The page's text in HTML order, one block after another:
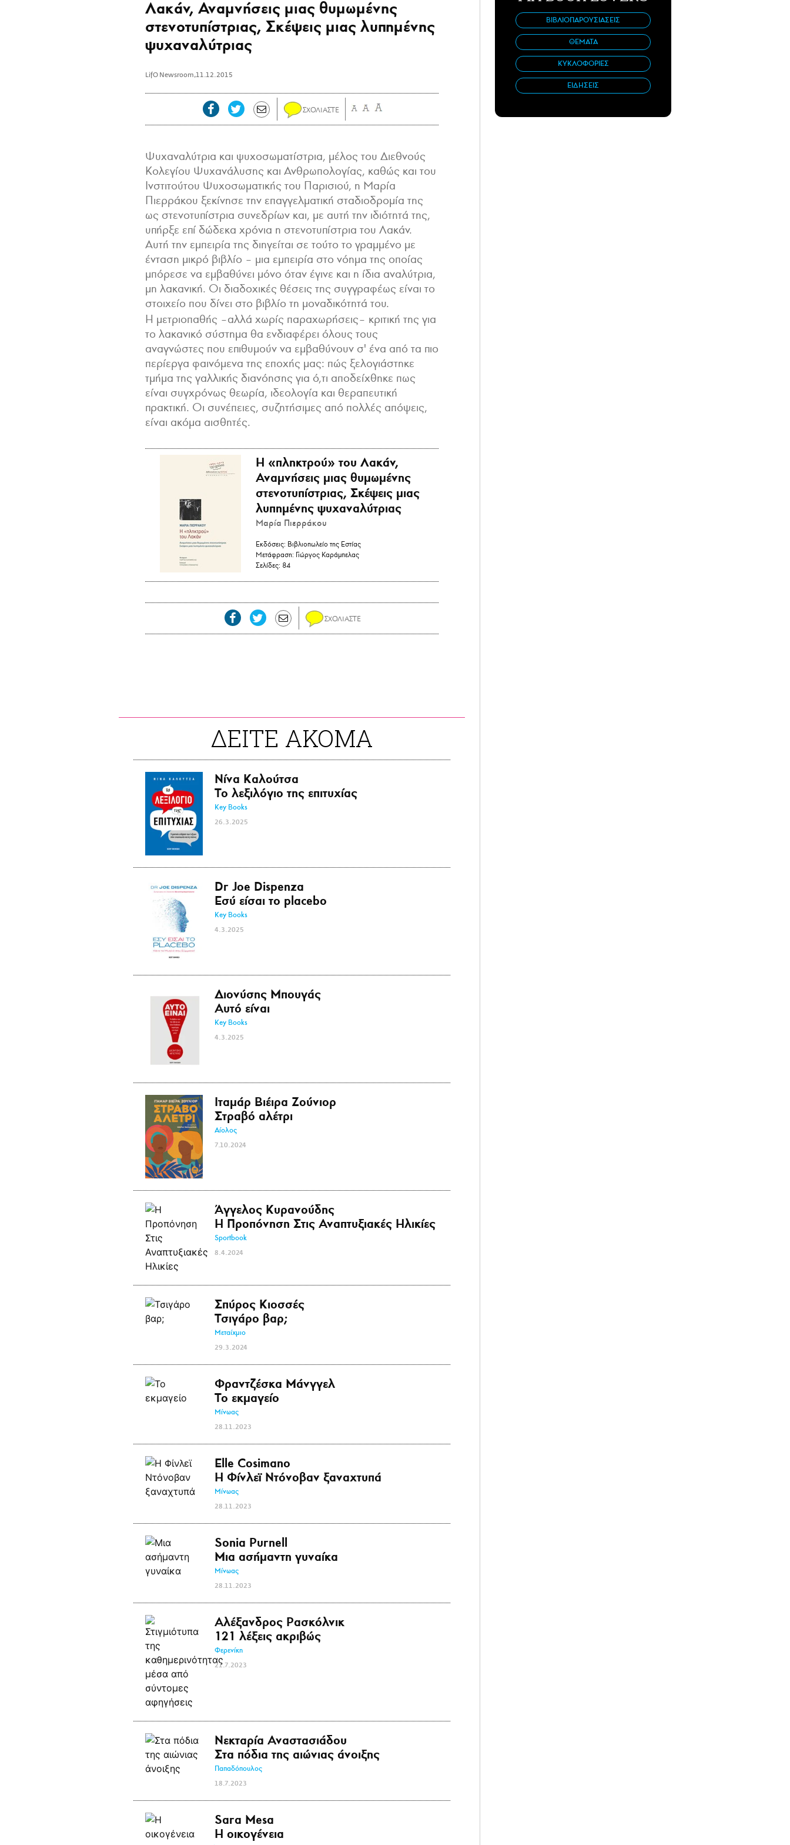
Λακάν, Αναμνήσεις μιας θυμωμένης
στενοτυπίστριας, Σκέψεις μιας λυπημένης
ψυχαναλύτριας
LifO Newsroom,11.12.2015
Ψυχαναλύτρια και ψυχοσωματίστρια, μέλος του Διεθνούς
Κολεγίου Ψυχανάλυσης και Ανθρωπολογίας, καθώς και του
Ινστιτούτου Ψυχοσωματικής του Παρισιού, η Μαρία
Πιερράκου ξεκίνησε την επαγγελματική σταδιοδρομία της
ως στενοτυπίστρια συνεδρίων και, με αυτή την ιδιότητά της,
υπήρξε επί δώδεκα χρόνια η στενοτυπίστρια του Λακάν.
Αυτή την εμπειρία της διηγείται σε τούτο το γραμμένο με
ένταση μικρό βιβλίο – μια εμπειρία στο νόημα της οποίας
μπόρεσε να εμβαθύνει μόνο όταν έγινε και η ίδια αναλύτρια,
μη λακανική. Οι διαδοχικές θέσεις της συγγραφέως είναι το
στοιχείο που δίνει στο βιβλίο τη μοναδικότητά του.
Η μετριοπαθής –αλλά χωρίς παραχωρήσεις– κριτική της για
το λακανικό σύστημα θα ενδιαφέρει όλους τους
αναγνώστες που επιθυμούν να εμβαθύνουν σ' ένα από τα πιο
περίεργα φαινόμενα της εποχής μας: πώς ξελογιάστηκε
τμήμα της γαλλικής διανόησης για ό,τι αποδείχθηκε πως
είναι συγχρόνως θεωρία, ιδεολογία και θεραπευτική
πρακτική. Οι συνέπειες, συζητήσιμες από πολλές απόψεις,
είναι ακόμα αισθητές.
Η «πληκτρού» του Λακάν,
Αναμνήσεις μιας θυμωμένης
στενοτυπίστριας, Σκέψεις μιας
λυπημένης ψυχαναλύτριας
Μαρία Πιερράκου
Εκδόσεις: Βιβλιοπωλείο της Εστίας
Μετάφραση: Γιώργος Καράμπελας
Σελίδες: 84
ΔΕΙΤΕ ΑΚΟΜΑ
Νίνα Καλούτσα
Το λεξιλόγιο της επιτυχίας
Key Books
26.3.2025
Dr Joe Dispenza
Εσύ είσαι το placebo
Key Books
4.3.2025
Διονύσης Μπουγάς
Αυτό είναι
Key Books
4.3.2025
Ιταμάρ Βιέιρα Ζούνιορ
Στραβό αλέτρι
Αίολος
7.10.2024
Άγγελος Κυρανούδης
Η Προπόνηση Στις Αναπτυξιακές Ηλικίες
Sportbook
8.4.2024
Σπύρος Κιοσσές
Τσιγάρο βαρ;
Μεταίχμιο
29.3.2024
Φραντζέσκα Μάνγγελ
Το εκμαγείο
Μίνωας
28.11.2023
Elle Cosimano
Η Φίνλεϊ Ντόνοβαν ξαναχτυπά
Μίνωας
28.11.2023
Sonia Purnell
Μια ασήμαντη γυναίκα
Μίνωας
28.11.2023
Αλέξανδρος Ρασκόλνικ
121 λέξεις ακριβώς
Φερενίκη
21.7.2023
Νεκταρία Αναστασιάδου
Στα πόδια της αιώνιας άνοιξης
Παπαδόπουλος
18.7.2023
Sara Mesa
Η οικογένεια
ΒΙΒΛΙΟΠΑΡΟΥΣΙΑΣΕΙΣ
ΘΕΜΑΤΑ
ΚΥΚΛΟΦΟΡΙΕΣ
ΕΙΔΗΣΕΙΣ